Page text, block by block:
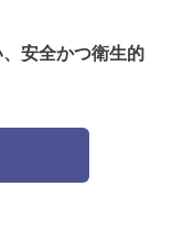
安全かつ衛生的